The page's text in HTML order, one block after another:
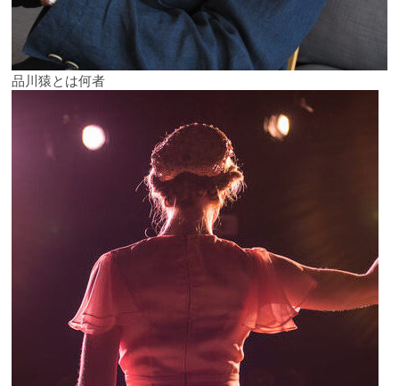
品川猿とは何者